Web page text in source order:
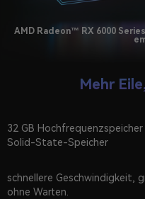
AMD Radeon™ RX 6000
Mehr
32 GB
Solid-State-Speicher
schnellere Geschwindigkeit,
ohne Warten.